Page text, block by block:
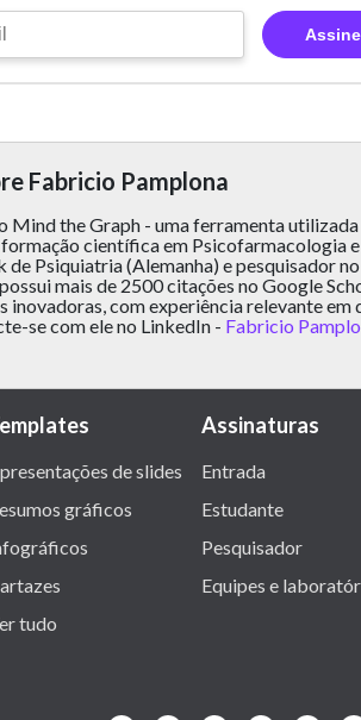
Assine
Fabricio Pamplona
Mind the Graph - uma ferramenta
científica em Psicofarmacologia
Psiquiatria (Alemanha) e pesquisador
mais de 2500 citações no Google
inovadoras, com experiência relevante em
se com ele no LinkedIn - Fabricio
de slides
gráficos
tudo
Assinaturas
Entrada
Estudante
Pesquisador
Equipes e